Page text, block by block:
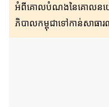
អំពីគោលបំណងនៃគោល​នយោប
ភិ​បា​ល​កម្ពុជាទៅកាន់សាធា